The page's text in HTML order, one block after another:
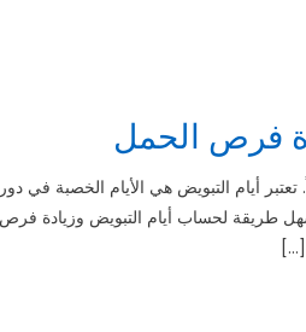
فرص الحمل
أيام التبويض هي الأيام الخصبة في
طريقة لحساب أيام التبويض وزيادة